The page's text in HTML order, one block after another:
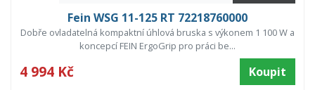
Fein WSG 11-125 RT 72218760000
Dobře ovladatelná kompaktní úhlová bruska s výkonem 1 100 W a
koncepcí FEIN ErgoGrip pro práci be...
4 994 Kč Koupit